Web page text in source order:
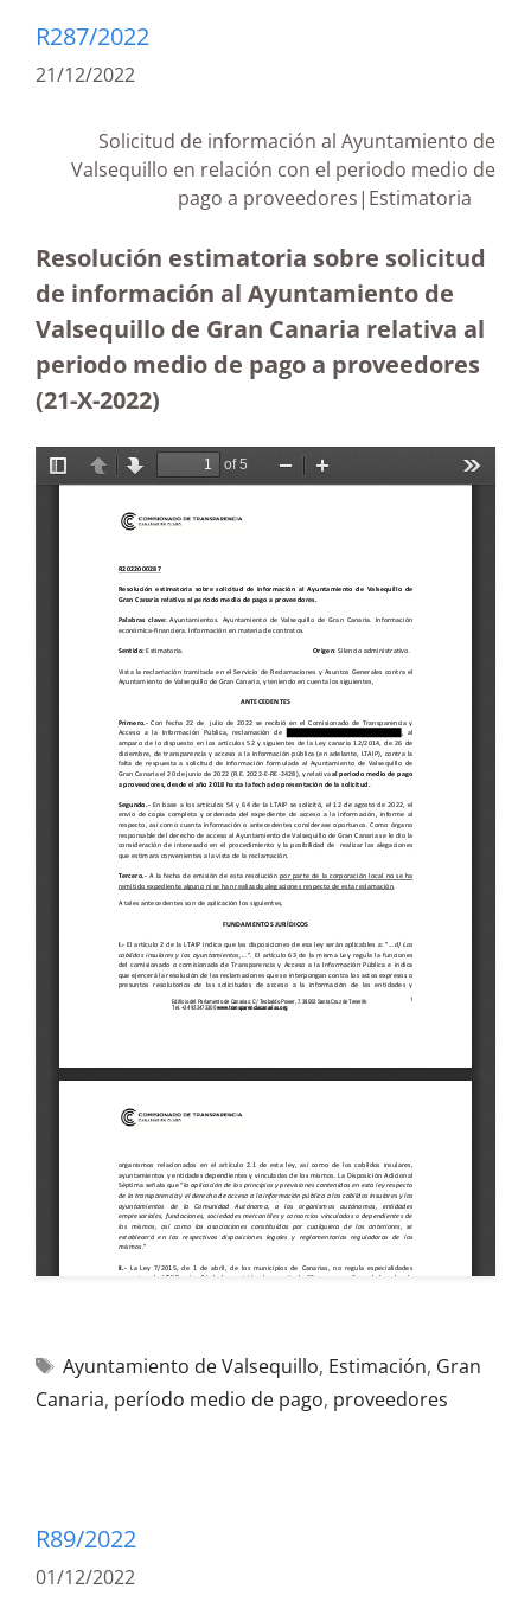
R287/2022
21/12/2022
Solicitud de información al Ayuntamiento de
Valsequillo en relación con el periodo medio de
pago a proveedores|Estimatoria
Resolución estimatoria sobre solicitud
de información al Ayuntamiento de
Valsequillo de Gran Canaria relativa al
periodo medio de pago a proveedores
(21-X-2022)
Ayuntamiento de Valsequillo, Estimación, Gran
Canaria, período medio de pago, proveedores
R89/2022
01/12/2022